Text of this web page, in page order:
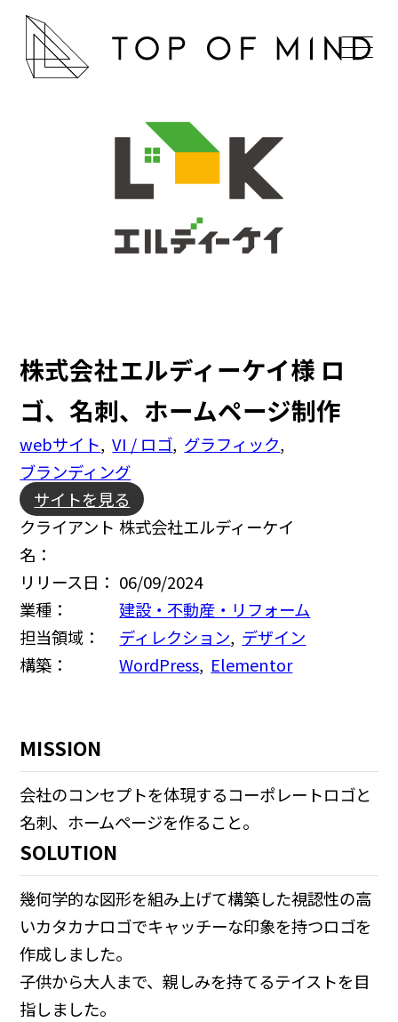
株式会社エルディーケイ様 ロ
ゴ、名刺、ホームページ制作
webサイト,VI / ロゴ, グラフィック,
ブランディング
サイトを見る
クライアント
名：
株式会社エルディーケイ
リリース日： 06/09/2024
業種：
建設・不動産・リフォーム
担当領域：
ディレクション, デザイン
構築：
WordPress, Elementor
MISSION
会社のコンセプトを体現するコーポレートロゴと
名刺、ホームページを作ること。
SOLUTION
幾何学的な図形を組み上げて構築した視認性の高
いカタカナロゴでキャッチーな印象を持つロゴを
作成しました。
子供から大人まで、親しみを持てるテイストを目
指しました。